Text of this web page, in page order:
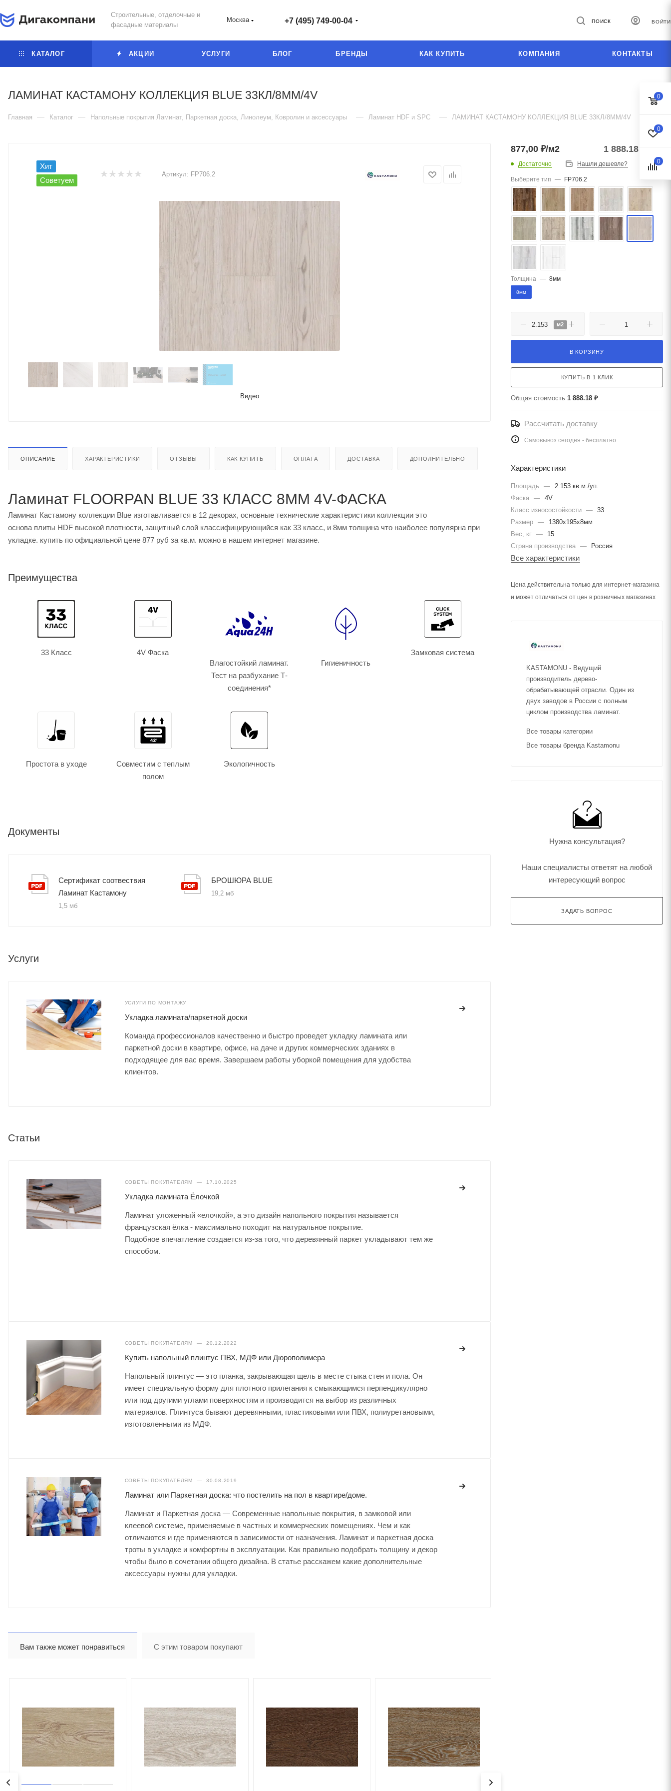
Строительные, отделочные и
фасадные материалы
Москва +7 (495) 749-00-04 ПОИСК ВОЙТИ
КАТАЛОГ АКЦИИ УСЛУГИ БЛОГ БРЕНДЫ КАК КУПИТЬ КОМПАНИЯ КОНТАКТЫ
ЛАМИНАТ КАСТАМОНУ КОЛЛЕКЦИЯ BLUE 33КЛ/8ММ/4V
Главная — Каталог — Напольные покрытия Ламинат, Паркетная доска, Линолеум, Ковролин и аксессуары — Ламинат HDF и SPC — ЛАМИНАТ КАСТАМОНУ КОЛЛЕКЦИЯ BLUE 33КЛ/8ММ/4V
Хит
Советуем
Артикул: FP706.2
Видео
ОПИСАНИЕ ХАРАКТЕРИСТИКИ ОТЗЫВЫ КАК КУПИТЬ ОПЛАТА ДОСТАВКА ДОПОЛНИТЕЛЬНО
Ламинат FLOORPAN BLUE 33 КЛАСС 8ММ 4V-ФАСКА
Ламинат Кастамону коллекции Blue изготавливается в 12 декорах, основные технические характеристики коллекции это
основа плиты HDF высокой плотности, защитный слой классифицирующийся как 33 класс, и 8мм толщина что наиболее популярна при
укладке. купить по официальной цене 877 руб за кв.м. можно в нашем интернет магазине.
Преимущества
33 Класс
4V Фаска
Влагостойкий ламинат.
Тест на разбухание Т-
соединения*
Гигиеничность
Замковая система
Простота в уходе
Совместим с теплым
полом
Экологичность
Документы
Сертификат соотвествия
Ламинат Кастамону
1,5 мб
БРОШЮРА BLUE
19,2 мб
Услуги
УСЛУГИ ПО МОНТАЖУ
Укладка ламината/паркетной доски
Команда профессионалов качественно и быстро проведет укладку ламината или
паркетной доски в квартире, офисе, на даче и других коммерческих зданиях в
подходящее для вас время. Завершаем работы уборкой помещения для удобства
клиентов.
Статьи
СОВЕТЫ ПОКУПАТЕЛЯМ — 17.10.2025
Укладка ламината Ёлочкой
Ламинат уложенный «елочкой», а это дизайн напольного покрытия называется
французская ёлка - максимально походит на натуральное покрытие.
Подобное впечатление создается из-за того, что деревянный паркет укладывают тем же
способом.
СОВЕТЫ ПОКУПАТЕЛЯМ — 20.12.2022
Купить напольный плинтус ПВХ, МДФ или Дюрополимера
Напольный плинтус — это планка, закрывающая щель в месте стыка стен и пола. Он
имеет специальную форму для плотного прилегания к смыкающимся перпендикулярно
или под другими углами поверхностям и производится на выбор из различных
материалов. Плинтуса бывают деревянными, пластиковыми или ПВХ, полиуретановыми,
изготовленными из МДФ.
СОВЕТЫ ПОКУПАТЕЛЯМ — 30.08.2019
Ламинат или Паркетная доска: что постелить на пол в квартире/доме.
Ламинат и Паркетная доска — Современные напольные покрытия, в замковой или
клеевой системе, применяемые в частных и коммерческих помещениях. Чем и как
отличаются и где применяются в зависимости от назначения. Ламинат и паркетная доска
троты в укладке и комфортны в эксплуатации. Как правильно подобрать толщину и декор
чтобы было в сочетании общего дизайна. В статье расскажем какие дополнительные
аксессуары нужны для укладки.
Вам также может понравиться С этим товаром покупают
877,00 ₽/м2 1 888.18
Достаточно Нашли дешевле?
Выберите тип — FP706.2
Толщина — 8мм
8мм
м2
В КОРЗИНУ
КУПИТЬ В 1 КЛИК
Общая стоимость 1 888.18 ₽
Рассчитать доставку
Самовывоз сегодня - бесплатно
Характеристики
Площадь — 2.153 кв.м./уп.
Фаска — 4V
Класс износостойкости — 33
Размер —
1380х195х8мм
Вес, кг —
15
Страна производства — Россия
Все характеристики
Цена действительна только для интернет-магазина
и может отличаться от цен в розничных магазинах
KASTAMONU - Ведущий
производитель дерево­
обрабатывающей отрасли. Один из
двух заводов в России с полным
циклом производства ламинат.
Все товары категории
Все товары бренда Kastamonu
Нужна консультация?
Наши специалисты ответят на любой
интересующий вопрос
ЗАДАТЬ ВОПРОС
0
0
0